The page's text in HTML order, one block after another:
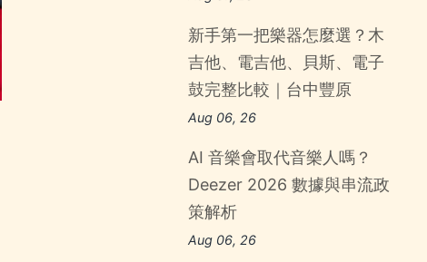
新手第一把樂器怎麼選？木
吉他、電吉他、貝斯、電子
鼓完整比較｜台中豐原
Aug 06, 26
AI 音樂會取代音樂人嗎？
Deezer 2026 數據與串流政
策解析
Aug 06, 26